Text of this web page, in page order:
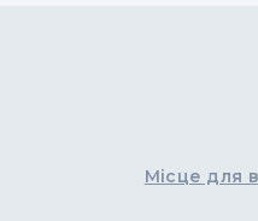
Місце для